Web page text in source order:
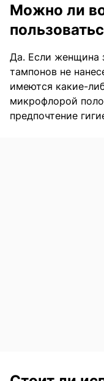
Можно ли
Да. Если женщина
тампонов не
имеются какие-
микрофлорой
предпочтение